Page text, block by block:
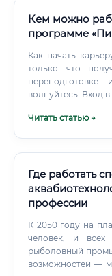
Кем можно
программе
Как начать
только что
волнуйтесь. Вход
работу в
Читать статью →
Где работать
профессии
К 2050 году на
человек, и всех
рыболовный
возможностей —